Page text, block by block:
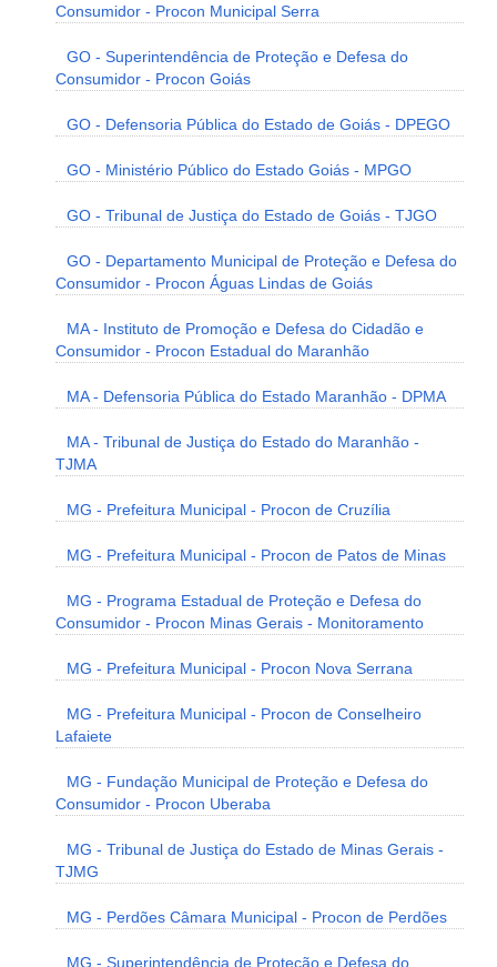
Consumidor - Procon Municipal Serra
GO - Superintendência de Proteção e Defesa do
Consumidor - Procon Goiás
GO - Defensoria Pública do Estado de Goiás - DPEGO
GO - Ministério Público do Estado Goiás - MPGO
GO - Tribunal de Justiça do Estado de Goiás - TJGO
GO - Departamento Municipal de Proteção e Defesa do
Consumidor - Procon Águas Lindas de Goiás
MA - Instituto de Promoção e Defesa do Cidadão e
Consumidor - Procon Estadual do Maranhão
MA - Defensoria Pública do Estado Maranhão - DPMA
MA - Tribunal de Justiça do Estado do Maranhão -
TJMA
MG - Prefeitura Municipal - Procon de Cruzília
MG - Prefeitura Municipal - Procon de Patos de Minas
MG - Programa Estadual de Proteção e Defesa do
Consumidor - Procon Minas Gerais - Monitoramento
MG - Prefeitura Municipal - Procon Nova Serrana
MG - Prefeitura Municipal - Procon de Conselheiro
Lafaiete
MG - Fundação Municipal de Proteção e Defesa do
Consumidor - Procon Uberaba
MG - Tribunal de Justiça do Estado de Minas Gerais -
TJMG
MG - Perdões Câmara Municipal - Procon de Perdões
MG - Superintendência de Proteção e Defesa do